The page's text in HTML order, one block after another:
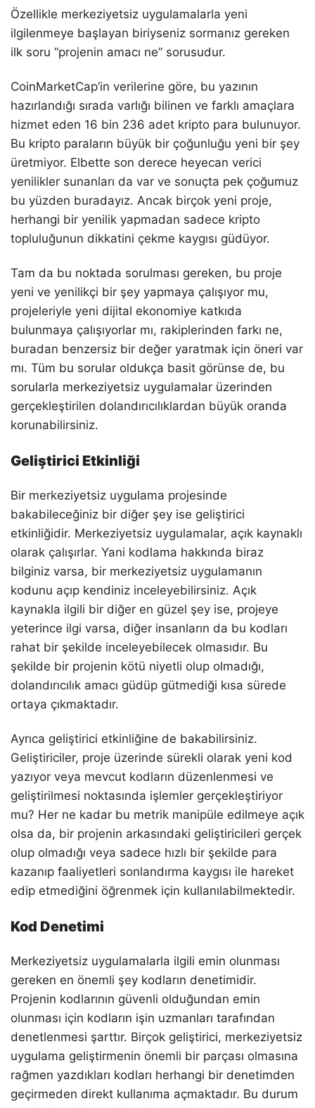
Özellikle merkeziyetsiz uygulamalarla yeni
ilgilenmeye başlayan biriyseniz sormanız gereken
ilk soru “projenin amacı ne” sorusudur.
CoinMarketCap’in verilerine göre, bu yazının
hazırlandığı sırada varlığı bilinen ve farklı amaçlara
hizmet eden 16 bin 236 adet kripto para bulunuyor.
Bu kripto paraların büyük bir çoğunluğu yeni bir şey
üretmiyor. Elbette son derece heyecan verici
yenilikler sunanları da var ve sonuçta pek çoğumuz
bu yüzden buradayız. Ancak birçok yeni proje,
herhangi bir yenilik yapmadan sadece kripto
topluluğunun dikkatini çekme kaygısı güdüyor.
Tam da bu noktada sorulması gereken, bu proje
yeni ve yenilikçi bir şey yapmaya çalışıyor mu,
projeleriyle yeni dijital ekonomiye katkıda
bulunmaya çalışıyorlar mı, rakiplerinden farkı ne,
buradan benzersiz bir değer yaratmak için öneri var
mı. Tüm bu sorular oldukça basit görünse de, bu
sorularla merkeziyetsiz uygulamalar üzerinden
gerçekleştirilen dolandırıcılıklardan büyük oranda
korunabilirsiniz.
Geliştirici Etkinliği
Bir merkeziyetsiz uygulama projesinde
bakabileceğiniz bir diğer şey ise geliştirici
etkinliğidir. Merkeziyetsiz uygulamalar, açık kaynaklı
olarak çalışırlar. Yani kodlama hakkında biraz
bilginiz varsa, bir merkeziyetsiz uygulamanın
kodunu açıp kendiniz inceleyebilirsiniz. Açık
kaynakla ilgili bir diğer en güzel şey ise, projeye
yeterince ilgi varsa, diğer insanların da bu kodları
rahat bir şekilde inceleyebilecek olmasıdır. Bu
şekilde bir projenin kötü niyetli olup olmadığı,
dolandırıcılık amacı güdüp gütmediği kısa sürede
ortaya çıkmaktadır.
Ayrıca geliştirici etkinliğine de bakabilirsiniz.
Geliştiriciler, proje üzerinde sürekli olarak yeni kod
yazıyor veya mevcut kodların düzenlenmesi ve
geliştirilmesi noktasında işlemler gerçekleştiriyor
mu? Her ne kadar bu metrik manipüle edilmeye açık
olsa da, bir projenin arkasındaki geliştiricileri gerçek
olup olmadığı veya sadece hızlı bir şekilde para
kazanıp faaliyetleri sonlandırma kaygısı ile hareket
edip etmediğini öğrenmek için kullanılabilmektedir.
Kod Denetimi
Merkeziyetsiz uygulamalarla ilgili emin olunması
gereken en önemli şey kodların denetimidir.
Projenin kodlarının güvenli olduğundan emin
olunması için kodların işin uzmanları tarafından
denetlenmesi şarttır. Birçok geliştirici, merkeziyetsiz
uygulama geliştirmenin önemli bir parçası olmasına
rağmen yazdıkları kodları herhangi bir denetimden
geçirmeden direkt kullanıma açmaktadır. Bu durum